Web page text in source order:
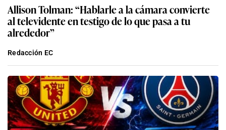
Allison Tolman: “Hablarle a la cámara convierte
al televidente en testigo de lo que pasa a tu
alrededor”
Redacción EC